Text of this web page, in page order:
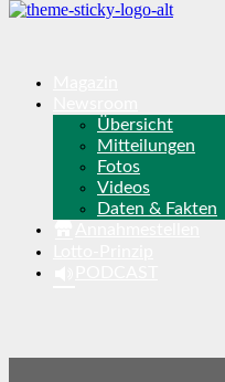
Übersicht
Mitteilungen
Fotos
Videos
Daten & Fakten